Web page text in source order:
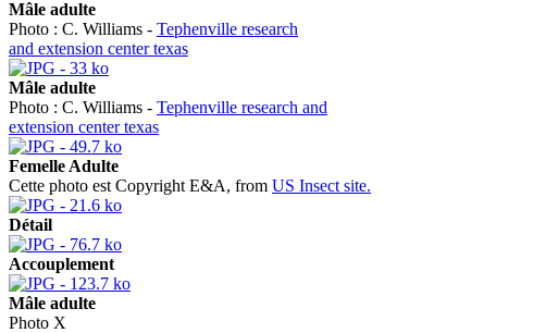
Mâle adulte
Photo : C. Williams - Tephenville research
and extension center texas
Mâle adulte
Photo : C. Williams - Tephenville research and
extension center texas
Femelle Adulte
Cette photo est Copyright E&A, from US Insect site.
Détail
Accouplement
Mâle adulte
Photo X